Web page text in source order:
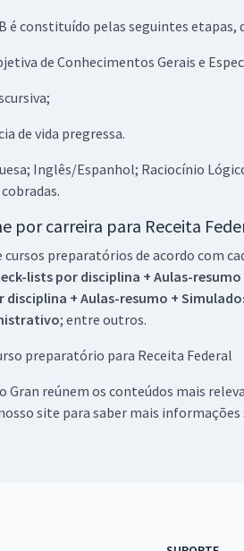
é constituído pelas seguintes
de Conhecimentos Gerais e
de vida pregressa.
Inglês/Espanhol; Raciocínio
por carreira para Receita
cursos preparatórios de acordo com
lists por disciplina + Aulas-
disciplina + Aulas-resumo +
; entre outros.
preparatório para Receita Federal
Gran reúnem os conteúdos mais
site para saber mais informações